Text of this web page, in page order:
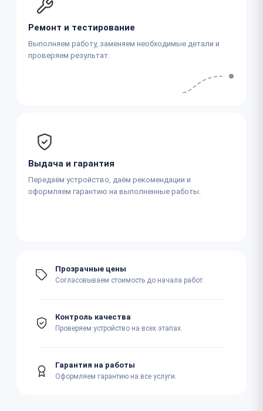
Ремонт и тестирование
Выполняем работу, заменяем необходимые детали и
проверяем результат.
Выдача и гарантия
Передаём устройство, даём рекомендации и
оформляем гарантию на выполненные работы.
Прозрачные цены
Согласовываем стоимость до начала работ.
Контроль качества
Проверяем устройство на всех этапах.
Гарантия на работы
Оформляем гарантию на все услуги.